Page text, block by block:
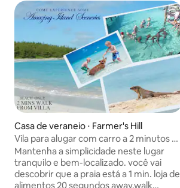
Casa de veraneio ⋅ Farmer's Hill
Vila para alugar com carro a 2 minutos de
2 praias em Exuma
Mantenha a simplicidade neste lugar
tranquilo e bem-localizado. você vai
descobrir que a praia está a 1 min. loja de
alimentos 20 segundos away.walk